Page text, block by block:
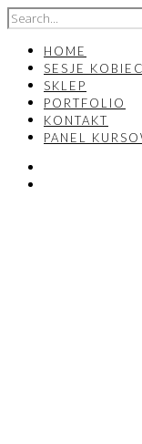
HOME
SESJE
SKLEP
PORTFOLIO
KONTAKT
PANEL